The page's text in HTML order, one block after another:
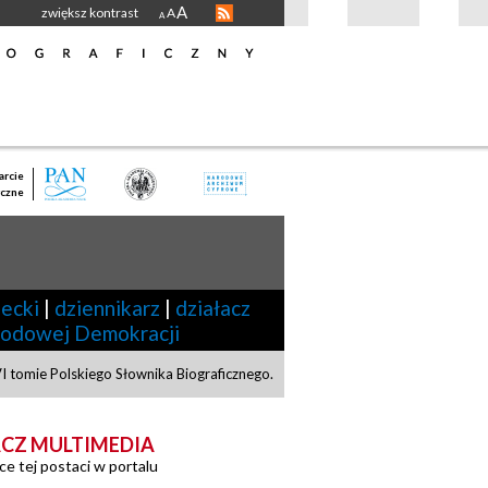
zwiększ kontrast A AA
| dziennikarz | działacz
Demokracji
Polskiego Słownika Biograficznego.
MULTIMEDIA
tej postaci w portalu